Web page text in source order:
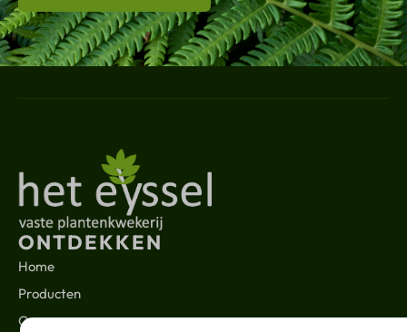
ONTDEKKEN
Home
Producten
Over ons